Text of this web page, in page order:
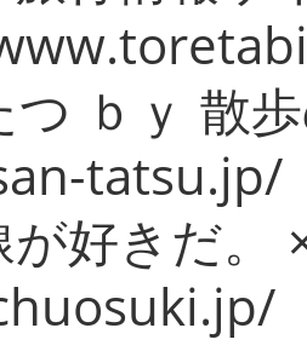
つ ｂｙ 散
tatsu.jp/
が好きだ。